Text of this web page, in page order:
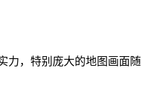
力，特别庞大的地图画面